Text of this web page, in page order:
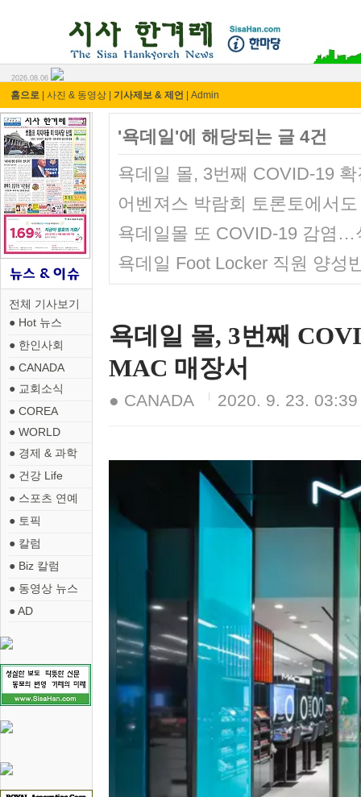
2026.08.06
홈으로 사진 & 동영상 기사제보 & 제언 Admin
전체 기사보기
● Hot 뉴스
● 한인사회
● CANADA
● 교회소식
● COREA
● WORLD
● 경제 & 과학
● 건강 Life
● 스포츠 연예
● 토픽
● 칼럼
● Biz 칼럼
● 동영상 뉴스
● AD
'욕데일'에 해당되는 글 4건
욕데일 몰, 3번째 COVID-19
어벤져스 박람회 토론토에서
욕데일몰 또 COVID-19 감염…
욕데일 Foot Locker 직원 양성
욕데일 몰, 3번째
MAC 매장서
● CANADA 2020. 9. 23. 03:39